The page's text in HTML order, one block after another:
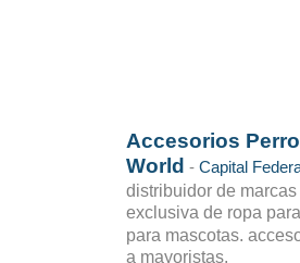
Accesorios
World - Capital
distribuidor de
exclusiva de ropa
para mascotas.
a mayoristas.